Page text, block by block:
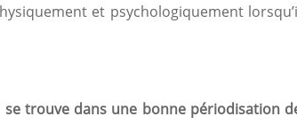
et psychologiquement
se trouve dans une bonne périodisation